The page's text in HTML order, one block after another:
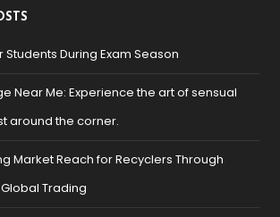
Students During Exam Season
Near Me: Experience the art of sensual
around the corner.
Market Reach for Recyclers Through
Trading